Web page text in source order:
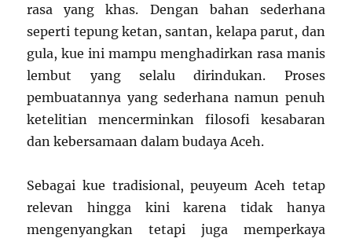
rasa yang khas. Dengan bahan sederhana
seperti tepung ketan, santan, kelapa parut, dan
gula, kue ini mampu menghadirkan rasa manis
lembut yang selalu dirindukan. Proses
pembuatannya yang sederhana namun penuh
ketelitian mencerminkan filosofi kesabaran
dan kebersamaan dalam budaya Aceh.
Sebagai kue tradisional, peuyeum Aceh tetap
relevan hingga kini karena tidak hanya
mengenyangkan tetapi juga memperkaya